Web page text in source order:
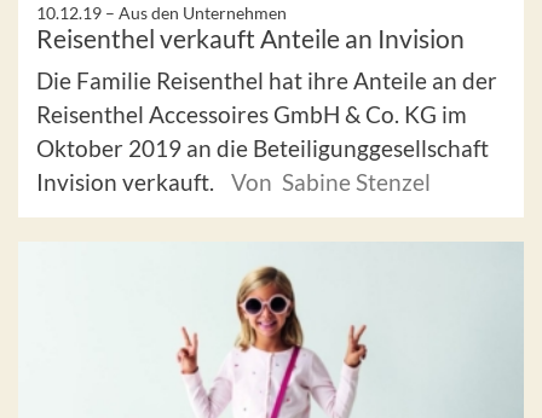
10.12.19 – Aus den Unternehmen
Reisenthel verkauft Anteile an Invision
Die Familie Reisenthel hat ihre Anteile an der
Reisenthel Accessoires GmbH & Co. KG im
Oktober 2019 an die Beteiligunggesellschaft
Invision verkauft.
Von Sabine Stenzel